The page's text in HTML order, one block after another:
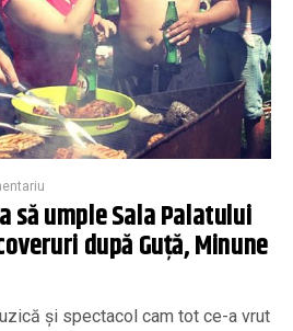
să umple Sala Palatului
după Guţă, Minune
şi spectacol cam tot ce-a vrut